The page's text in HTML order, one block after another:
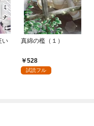
い
真綿の檻（１）
528
試読フル